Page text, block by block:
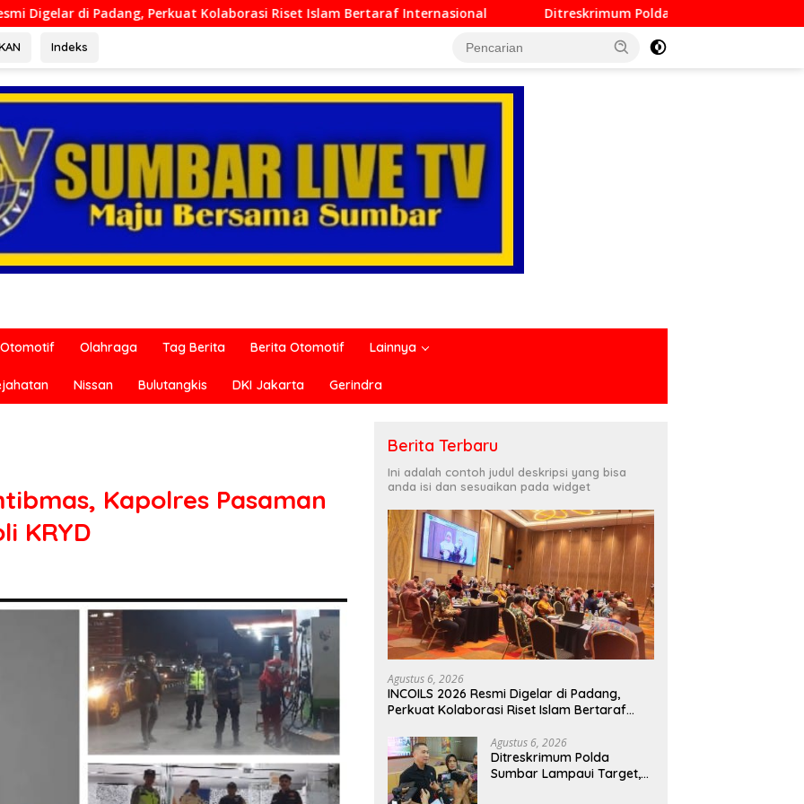
Perkuat Kolaborasi Riset Islam Bertaraf Internasional Ditreskrimum Polda Sumbar Lampaui Target, Operasi Pekat
Indeks
Otomotif Olahraga Tag Berita Berita Otomotif Lainnya
Nissan Bulutangkis DKI Jakarta Gerindra
Kapolres Pasaman
KRYD
Berita Terbaru
Ini adalah contoh judul deskripsi yang bisa
anda isi dan sesuaikan pada widget
Agustus 6, 2026
INCOILS 2026 Resmi Digelar di Padang,
Perkuat Kolaborasi Riset Islam Bertaraf
Agustus 6, 2026
Ditreskrimum Polda
Sumbar Lampaui Target,